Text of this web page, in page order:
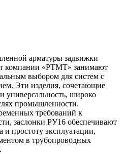
арматуры задвижки
компании «РТМТ» занимают
выбором для систем с
Эти изделия, сочетающие
универсальность, широко
промышленности.
требований к
заслонки РУ16 обеспечивают
и простоту эксплуатации,
в трубопроводных